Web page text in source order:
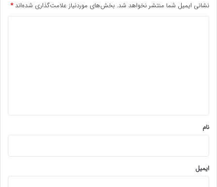
نشانی ایمیل شما منتشر نخواهد شد. بخش‌های موردنیاز علامت‌گذاری شده‌اند*
نام
ایمیل